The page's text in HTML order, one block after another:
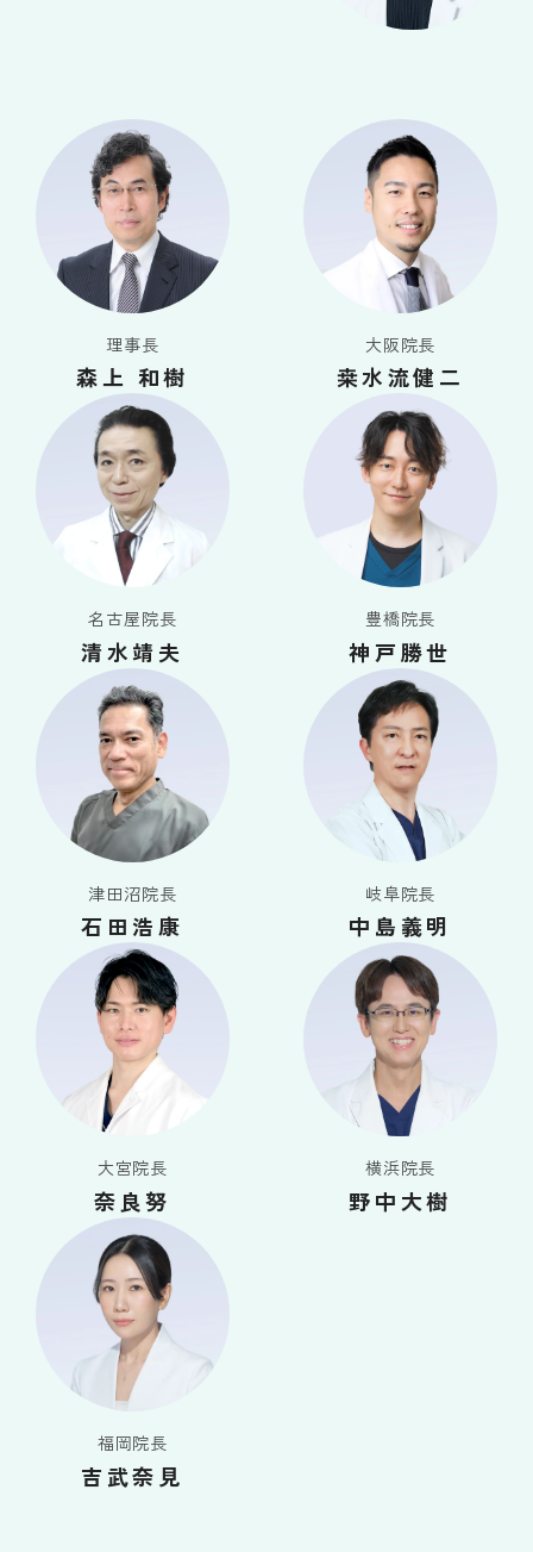
理事長
森上 和樹
大阪院長
桒水流健二
名古屋院長
清水靖夫
豊橋院長
神戸勝世
津田沼院長
石田浩康
岐阜院長
中島義明
大宮院長
奈良努
横浜院長
野中大樹
福岡院長
吉武奈見